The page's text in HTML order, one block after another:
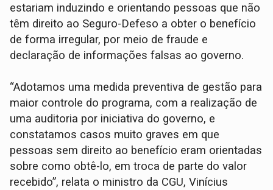
estariam induzindo e orientando pessoas que não
têm direito ao Seguro-Defeso a obter o benefício
de forma irregular, por meio de fraude e
declaração de informações falsas ao governo.
“Adotamos uma medida preventiva de gestão para
maior controle do programa, com a realização de
uma auditoria por iniciativa do governo, e
constatamos casos muito graves em que
pessoas sem direito ao benefício eram orientadas
sobre como obtê-lo, em troca de parte do valor
recebido”, relata o ministro da CGU, Vinícius